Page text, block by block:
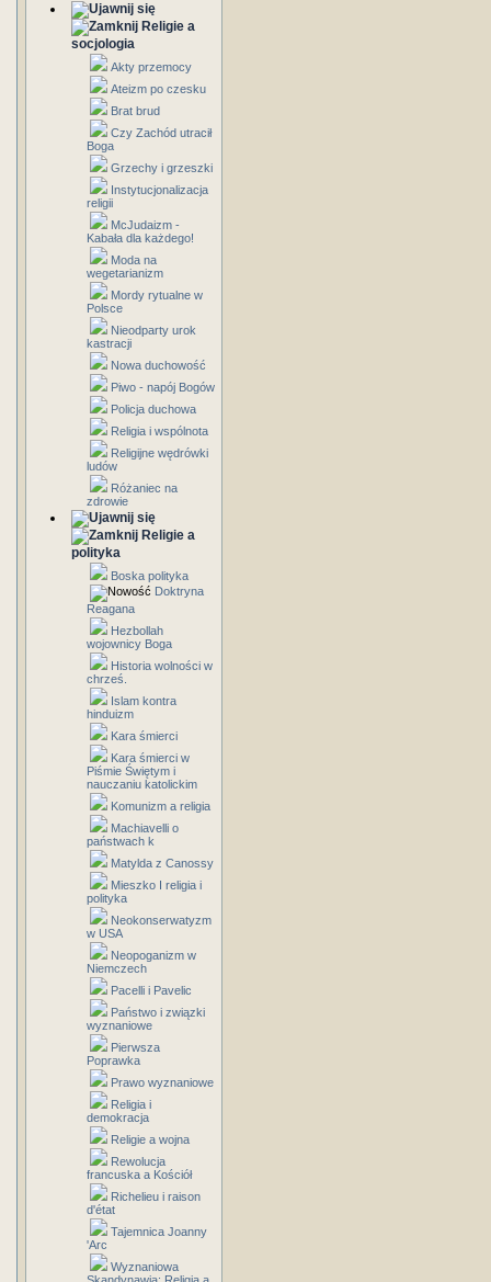
Religie a
socjologia
Akty przemocy
Ateizm po czesku
Brat brud
Czy Zachód utracił
Boga
Grzechy i grzeszki
Instytucjonalizacja
religii
McJudaizm -
Kabała dla każdego!
Moda na
wegetarianizm
Mordy rytualne w
Polsce
Nieodparty urok
kastracji
Nowa duchowość
Piwo - napój Bogów
Policja duchowa
Religia i wspólnota
Religijne wędrówki
ludów
Różaniec na
zdrowie
Religie a
polityka
Boska polityka
Doktryna
Reagana
Hezbollah
wojownicy Boga
Historia wolności w
chrześ.
Islam kontra
hinduizm
Kara śmierci
Kara śmierci w
Piśmie Świętym i
nauczaniu katolickim
Komunizm a religia
Machiavelli o
państwach k
Matylda z Canossy
Mieszko I religia i
polityka
Neokonserwatyzm
w USA
Neopoganizm w
Niemczech
Pacelli i Pavelic
Państwo i związki
wyznaniowe
Pierwsza
Poprawka
Prawo wyznaniowe
Religia i
demokracja
Religie a wojna
Rewolucja
francuska a Kościół
Richelieu i raison
d'état
Tajemnica Joanny
'Arc
Wyznaniowa